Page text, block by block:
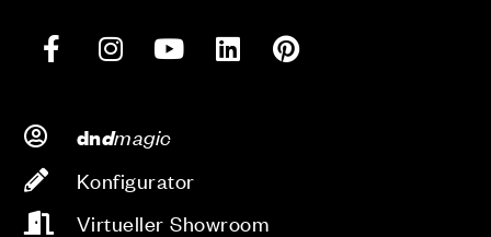
dndmagic
Konfigurator
Virtueller Showroom